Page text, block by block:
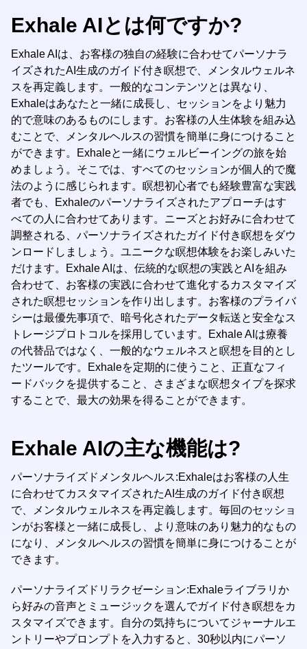
Exhale AIとは何ですか?
Exhale AIは、お客様の独自の経験に合わせてパーソナラ
イズされたAI生成のガイド付き瞑想で、メンタルウェルネ
スを再定義します。一般的なコンテンツとは異なり、
Exhaleはあなたと一緒に成長し、セッションをより魅力
的で意味のあるものにします。お客様の人生体験を組み込
むことで、メンタルヘルスの習慣を簡単に身につけること
ができます。Exhaleと一緒にウェルビーイングの旅を始
めましょう。そこでは、すべてのセッションが個人的で魔
法のように感じられます。瞑想初心者でも経験豊富な実践
者でも、Exhaleのパーソナライズされたアプローチはす
べての人に合わせてあります。ニーズとお好みに合わせて
調整される、パーソナライズされたガイド付き瞑想をダウ
ンロードしましょう。ユニークな瞑想体験をお楽しみいた
だけます。Exhale AIは、伝統的な瞑想の実践とAIを組み
合わせて、お客様の実践に合わせて進化するカスタマイズ
された瞑想セッションを作り出します。お客様のプライバ
シーは最優先事項で、暗号化されたデータ転送と安全なス
トレージプロトコルを採用しています。Exhale AIは療養
の代替品ではなく、一般的なウェルネスと瞑想を目的とし
たツールです。Exhaleを定期的に使うこと、正直なフィ
ードバックを提供すること、さまざまな瞑想タイプを探求
することで、最大の効果を得ることができます。
Exhale AIの主な機能は?
パーソナライズドメンタルヘルス:Exhaleはお客様の人生
に合わせてカスタマイズされたAI生成のガイド付き瞑想
で、メンタルウェルネスを再定義します。毎回のセッショ
ンがお客様と一緒に成長し、より意味のあり魅力的なもの
になり、メンタルヘルスの習慣を簡単に身につけることが
できます。
パーソナライズドリラクゼーション:Exhaleライブラリか
ら好みの音声とミュージックを選んでガイド付き瞑想をカ
スタマイズできます。自分の気持ちについてジャーナルエ
ントリーやプロンプトを入力すると、30秒以内にパーソ